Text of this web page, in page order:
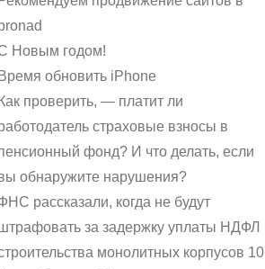
Новым годом!
Время обновить iPhone
Как проверить, — платит ли
страховые взносы в
фонд? И что делать, если
обнаружите нарушения?
рассказали, когда не будут
за задержку уплаты НДФЛ
монолитных корпусов 10